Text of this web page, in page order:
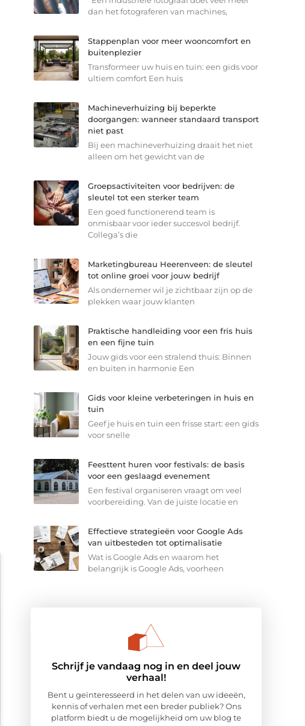
dan het fotograferen van machines,
Stappenplan voor meer wooncomfort en
buitenplezier
Transformeer uw huis en tuin: een gids voor
ultiem comfort Een huis
Machineverhuizing bij beperkte
doorgangen: wanneer standaard transport
niet past
Bij een machineverhuizing draait het niet
alleen om het gewicht van de
Groepsactiviteiten voor bedrijven: de
sleutel tot een sterker team
Een goed functionerend team is
onmisbaar voor ieder succesvol bedrijf.
Collega’s die
Marketingbureau Heerenveen: de sleutel
tot online groei voor jouw bedrijf
Als ondernemer wil je zichtbaar zijn op de
plekken waar jouw klanten
Praktische handleiding voor een fris huis
en een fijne tuin
Jouw gids voor een stralend thuis: Binnen
en buiten in harmonie Een
Gids voor kleine verbeteringen in huis en
tuin
Geef je huis en tuin een frisse start: een gids
voor snelle
Feesttent huren voor festivals: de basis
voor een geslaagd evenement
Een festival organiseren vraagt om veel
voorbereiding. Van de juiste locatie en
Effectieve strategieën voor Google Ads
van uitbesteden tot optimalisatie
Wat is Google Ads en waarom het
belangrijk is Google Ads, voorheen
Schrijf je vandaag nog in en deel jouw
verhaal!
Bent u geïnteresseerd in het delen van uw ideeën,
kennis of verhalen met een breder publiek? Ons
platform biedt u de mogelijkheid om uw blog te